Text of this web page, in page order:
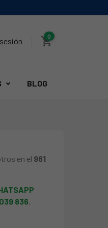
shopping_cart
0
BLOG
en el 981
836